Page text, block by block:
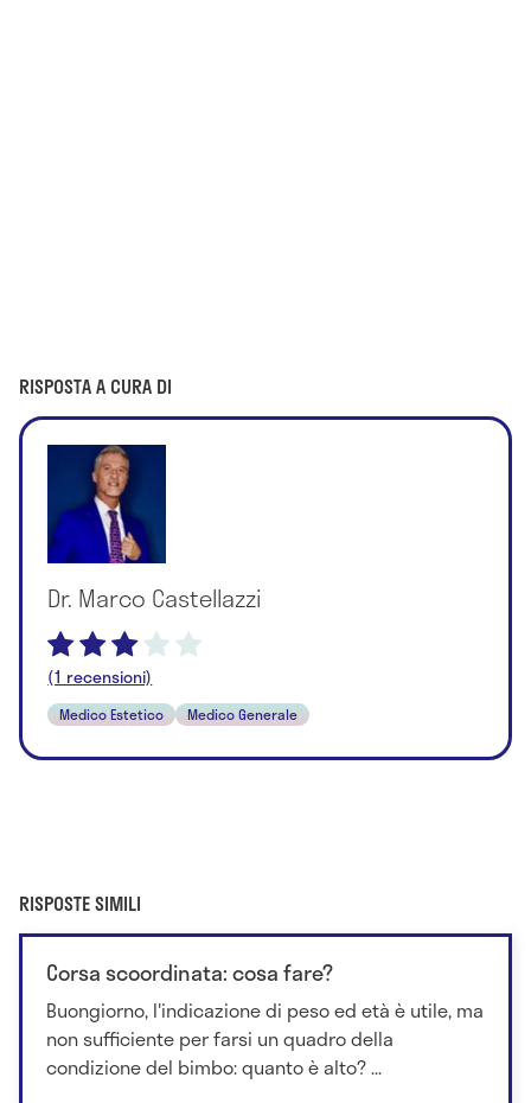
RISPOSTA A CURA DI
Dr. Marco Castellazzi
(1 recensioni)
Medico Estetico Medico Generale
RISPOSTE SIMILI
Corsa scoordinata: cosa fare?
Buongiorno, l'indicazione di peso ed età è utile, ma
non sufficiente per farsi un quadro della
condizione del bimbo: quanto è alto? ...